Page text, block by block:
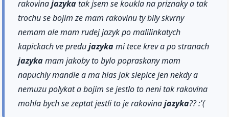
rakovinajazykatak jsem se koukla na priznaky a tak
trochu se bojim ze mam rakovinu ty bily skvrny
nemam ale mam rudej jazyk po malilinkatych
kapickach ve predujazykami tece krev a po stranach
jazykamam jakoby to bylo popraskany mam
napuchly mandle a ma hlas jak slepice jen nekdy a
nemuzu polykat a bojim se jestlo to neni tak rakovina
mohla bych se zeptat jestli to je rakovinajazyka?? :'(